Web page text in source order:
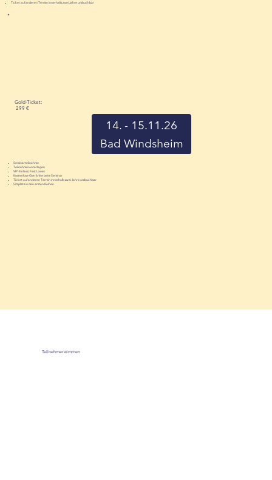
Ticket auf anderen Termin innerhalb zwei Jahre umbuchbar
Gold-Ticket:
299 €
14. - 15.11.26
Bad Windsheim
Seminarteilnahme
Teilnehmerunterlagen
VIP-Einlass (Fast Lane)
Kostenlose Getränke beim Seminar
Ticket auf anderen Termin innerhalb zwei Jahre umbuchbar
Sitzplatz in den ersten Reihen
Teilnehmerstimmen